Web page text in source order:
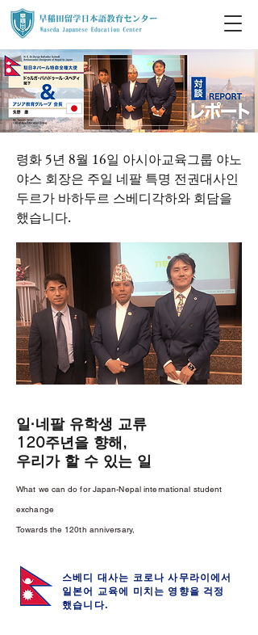
령화 5년 8월 16일 아시아교육그룹 야노
야스 회장은 주일 네팔 특명 전권대사인
두르가 바하두르 스베디각하와 회담을
했습니다.
일·네팔 유학생 교류
120주년을 향해,
우리가 할 수 있는 일
What we can do for Japan-Nepal international student
exchange
Towards the 120th anniversary,
스베디 대사는 코로나 사무라이에서
일본어 교육에 미치는 영향을 걱정
했습니다.